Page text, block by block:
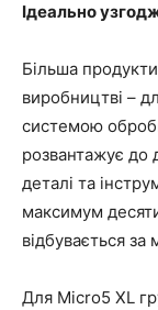
Ідеально
Більша
виробництві –
системою
розвантажує до
деталі та
максимум
відбувається
Для Micro5 XL